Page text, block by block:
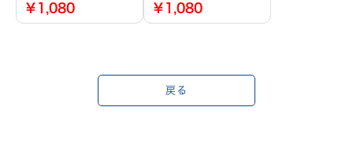
￥1,080 ￥1,080
戻る